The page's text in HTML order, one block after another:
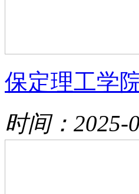
保定理工学
时间：2025-